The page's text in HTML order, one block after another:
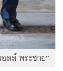
ลล์ พระชายา